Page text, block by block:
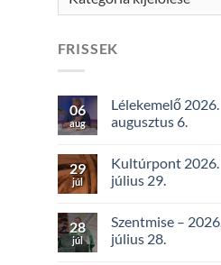
FRISSEK
06
aug
Lélekemelő 2026.
augusztus 6.
29
júl
Kultúrpont 2026.
július 29.
28
júl
Szentmise – 2026.
július 28.